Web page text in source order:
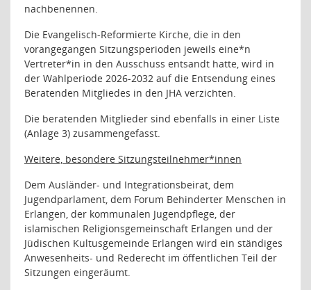
nachbenennen.
Die Evangelisch-Reformierte Kirche, die in den
vorangegangen Sitzungsperioden jeweils eine*n
Vertreter*in in den Ausschuss entsandt hatte, wird in
der Wahlperiode 2026-2032 auf die Entsendung eines
Beratenden Mitgliedes in den JHA verzichten.
Die beratenden Mitglieder sind ebenfalls in einer Liste
(Anlage 3) zusammengefasst.
Weitere, besondere Sitzungsteilnehmer*innen
Dem Ausländer- und Integrationsbeirat, dem
Jugendparlament, dem Forum Behinderter Menschen in
Erlangen, der kommunalen Jugendpflege, der
islamischen Religionsgemeinschaft Erlangen und der
Jüdischen Kultusgemeinde Erlangen wird ein ständiges
Anwesenheits- und Rederecht im öffentlichen Teil der
Sitzungen eingeräumt.